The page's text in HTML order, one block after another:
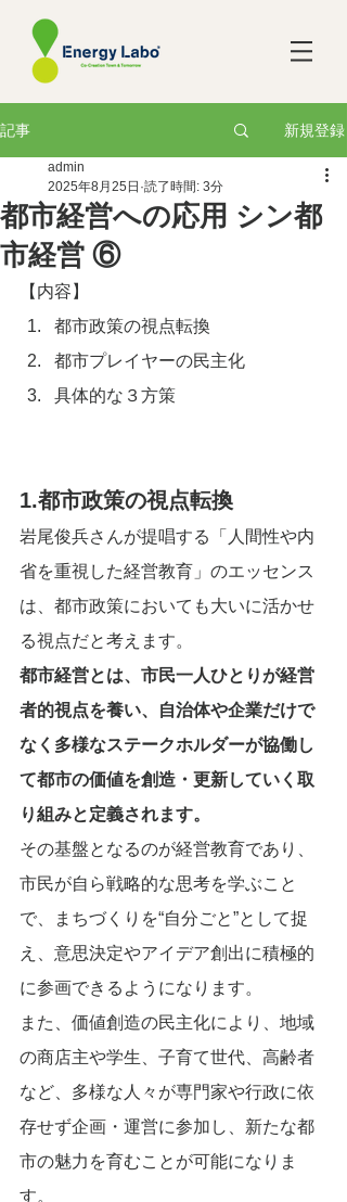
記事 新規登録
都市経営への応用 シン都
市経営 ⑥
admin
2025年8月25日 読了時間: 3分
【内容】
都市政策の視点転換
都市プレイヤーの民主化
具体的な３方策
1.都市政策の視点転換
岩尾俊兵さんが提唱する「人間性や内
省を重視した経営教育」のエッセンス
は、都市政策においても大いに活かせ
る視点だと考えます。
都市経営とは、市民一人ひとりが経営
者的視点を養い、自治体や企業だけで
なく多様なステークホルダーが協働し
て都市の価値を創造・更新していく取
り組みと定義されます。
その基盤となるのが経営教育であり、
市民が自ら戦略的な思考を学ぶこと
で、まちづくりを“自分ごと”として捉
え、意思決定やアイデア創出に積極的
に参画できるようになります。
また、価値創造の民主化により、地域
の商店主や学生、子育て世代、高齢者
など、多様な人々が専門家や行政に依
存せず企画・運営に参加し、新たな都
市の魅力を育むことが可能になりま
す。